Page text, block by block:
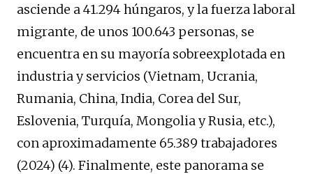
asciende a 41.294 húngaros, y la fuerza laboral
migrante, de unos 100.643 personas, se
encuentra en su mayoría sobreexplotada en
industria y servicios (Vietnam, Ucrania,
Rumania, China, India, Corea del Sur,
Eslovenia, Turquía, Mongolia y Rusia, etc.),
con aproximadamente 65.389 trabajadores
(2024) (4). Finalmente, este panorama se